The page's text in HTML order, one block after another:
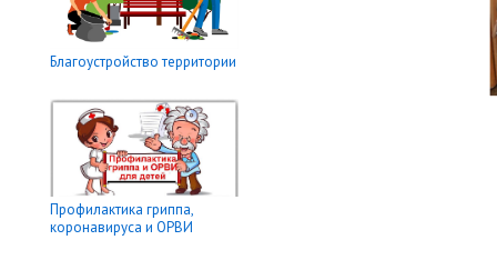
Благоустройство территории
Профилактика гриппа,
коронавируса и ОРВИ